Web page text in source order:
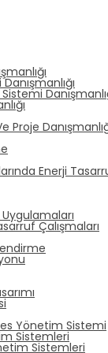
Proje
Enerji
Çalışmaları
Yönetim Sistemi
Sistemleri
Sistemleri